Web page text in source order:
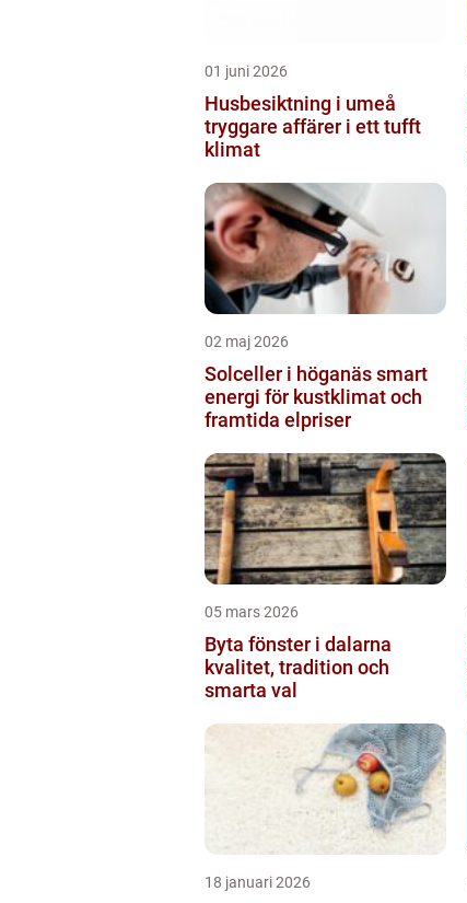
01 juni 2026
Husbesiktning i umeå
tryggare affärer i ett tufft
klimat
02 maj 2026
Solceller i höganäs smart
energi för kustklimat och
framtida elpriser
05 mars 2026
Byta fönster i dalarna
kvalitet, tradition och
smarta val
18 januari 2026